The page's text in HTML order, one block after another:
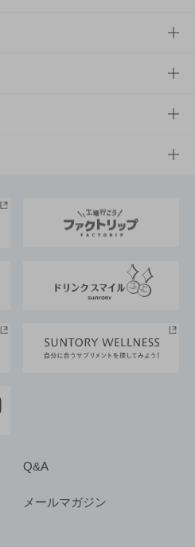
阪テナビリティ経営
Q&A
メールマガジン